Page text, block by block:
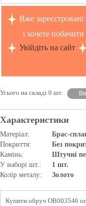
Вже зареєстровані
і хочете побачити
Увійдіть на сайт
Усього на складі 0 шт.
Характеристики
Матеріал:
Брас-
Покриття:
Без
Камінь:
Штучні
У наборі шт.:
1 шт.
Колір металу:
Золото
Купити обруч OB003546